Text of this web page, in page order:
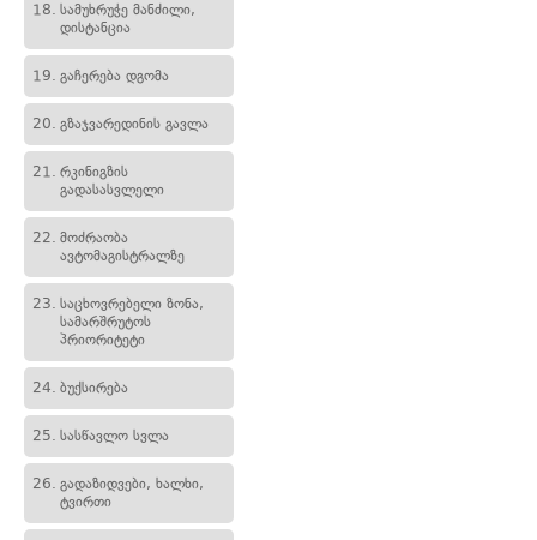
18. სამუხრუჭე მანძილი,
დისტანცია
19. გაჩერება დგომა
20. გზაჯვარედინის გავლა
21. რკინიგზის
გადასასვლელი
22. მოძრაობა
ავტომაგისტრალზე
23. საცხოვრებელი ზონა,
სამარშრუტოს
პრიორიტეტი
24. ბუქსირება
25. სასწავლო სვლა
26. გადაზიდვები, ხალხი,
ტვირთი